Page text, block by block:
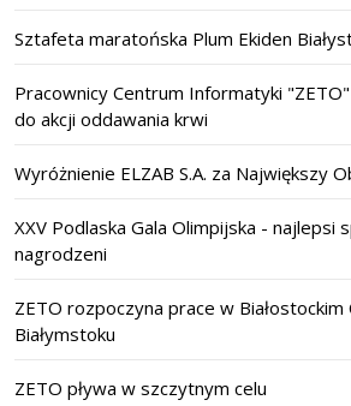
Sztafeta maratońska Plum Ekiden
Pracownicy Centrum Informatyki "ZETO"
do akcji oddawania krwi
Wyróżnienie ELZAB S.A. za Największy
XXV Podlaska Gala Olimpijska - najlepsi
nagrodzeni
ZETO rozpoczyna prace w
Białymstoku
ZETO pływa w szczytnym celu